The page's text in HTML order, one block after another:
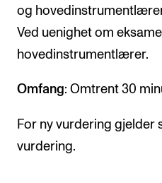
og
Ved uenighet om
hovedinstrumentlærer.
Omfang: Omtrent 30
For ny vurdering
vurdering.